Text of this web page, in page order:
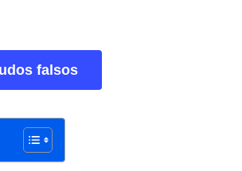
falsos